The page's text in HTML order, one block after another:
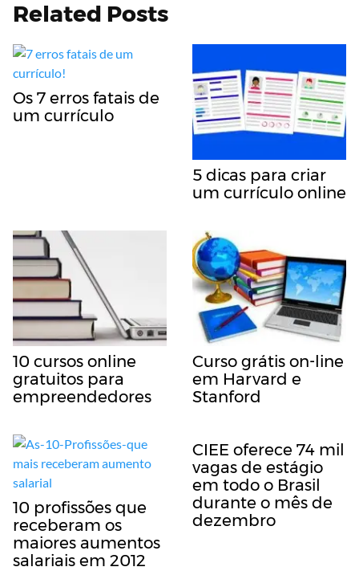
Related Posts
Os 7 erros fatais de
um currículo
5 dicas para criar
um currículo online
10 cursos online
gratuitos para
empreendedores
Curso grátis on-line
em Harvard e
Stanford
10 profissões que
receberam os
maiores aumentos
salariais em 2012
CIEE oferece 74 mil
vagas de estágio
em todo o Brasil
durante o mês de
dezembro